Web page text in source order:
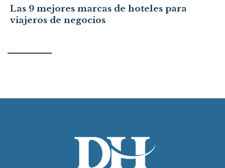
Las 9 mejores marcas de hoteles para
viajeros de negocios